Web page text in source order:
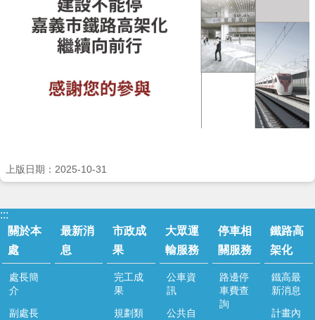
上版日期：2025-10-31
:::
關於本
處
處長簡
介
副處長
最新消
息
市政成
果
完工成
果
規劃類
大眾運
輸服務
公車資
訊
公共自
停車相
關服務
路邊停
車費查
詢
鐵路高
架化
鐵高最
新消息
計畫內